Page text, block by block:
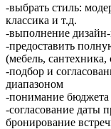
-выбрать стиль:
классика и т.д.
-выполнение
-предоставить
(мебель,
-подбор и
диапазоном
-понимание
-согласование даты
бронирование